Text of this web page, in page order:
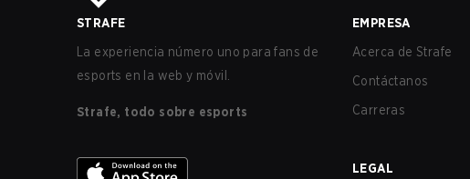
STRAFE
La experiencia número uno para fans de
esports en la web y móvil.
Strafe, todo sobre esports
EMPRESA
Acerca de Strafe
Contáctanos
Carreras
LEGAL